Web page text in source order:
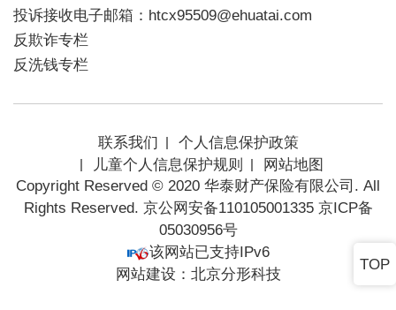
TOP
投诉接收电子邮箱：htcx95509@ehuatai.com
反欺诈专栏
反洗钱专栏
联系我们
个人信息保护政策
儿童个人信息保护规则
网站地图
Copyright Reserved © 2020 华泰财产保险有限公司. All
Rights Reserved. 京公网安备110105001335 京ICP备
05030956号
该网站已支持IPv6
网站建设 ： 北京分形科技